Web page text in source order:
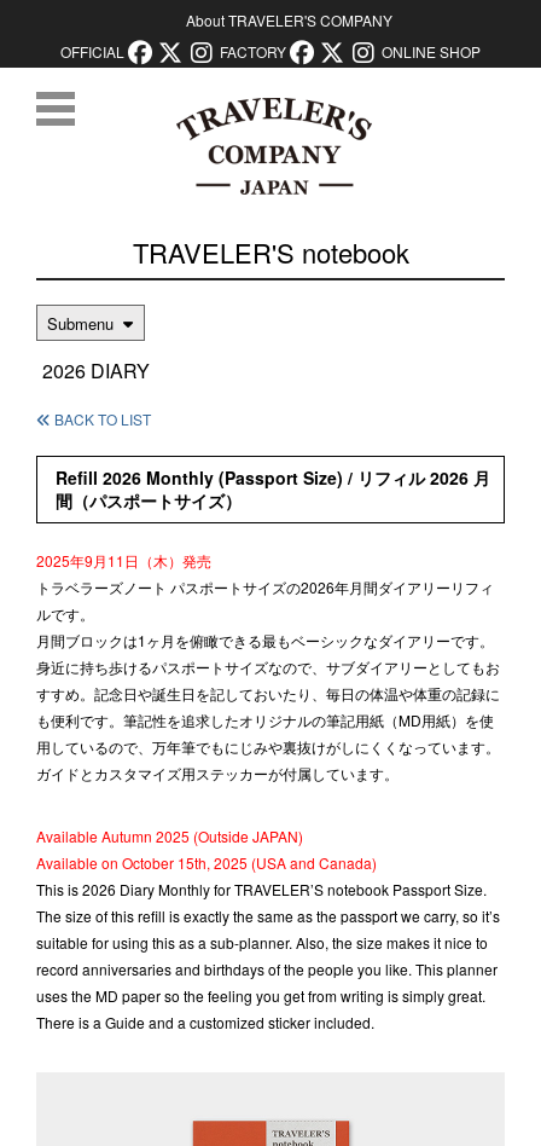
About TRAVELER'S COMPANY
OFFICIAL
FACTORY ONLINE SHOP
TRAVELER'S notebook
Submenu
2026 DIARY
BACK TO LIST
Refill 2026 Monthly (Passport Size) / リフィル 2026 月
間（パスポートサイズ）
2025年9月11日（木）発売
トラベラーズノート パスポートサイズの2026年月間ダイアリーリフィ
ルです。
月間ブロックは1ヶ月を俯瞰できる最もベーシックなダイアリーです。
身近に持ち歩けるパスポートサイズなので、サブダイアリーとしてもお
すすめ。記念日や誕生日を記しておいたり、毎日の体温や体重の記録に
も便利です。筆記性を追求したオリジナルの筆記用紙（MD用紙）を使
用しているので、万年筆でもにじみや裏抜けがしにくくなっています。
ガイドとカスタマイズ用ステッカーが付属しています。
Available Autumn 2025 (Outside JAPAN)
Available on October 15th, 2025 (USA and Canada)
This is 2026 Diary Monthly for TRAVELER’S notebook Passport Size.
The size of this refill is exactly the same as the passport we carry, so it’s
suitable for using this as a sub-planner. Also, the size makes it nice to
record anniversaries and birthdays of the people you like. This planner
uses the MD paper so the feeling you get from writing is simply great.
There is a Guide and a customized sticker included.